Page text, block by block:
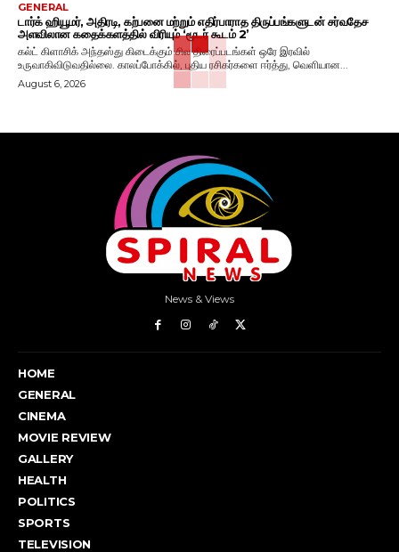
GENERAL
டார்க் ஹியூமர், அதிரடி, கற்பனை மற்றும் எதிர்பாராத திருப்பங்களுடன் சர்வதேச
அளவிலான கதைக்களத்தில் விரியும் ‘மூடர் கூடம் 2’
கல்ட் கிளாசிக் அந்தஸ்து கிடைக்கும் சில திரைப்படங்கள் ஒரே இரவில்
உருவாகிவிடுவதில்லை. காலப்போக்கில், புதிய ரசிகர்களை ஈர்த்து, வெளியான...
August 6, 2026
News & Views
HOME
GENERAL
CINEMA
MOVIE REVIEW
GALLERY
HEALTH
POLITICS
SPORTS
TELEVISION